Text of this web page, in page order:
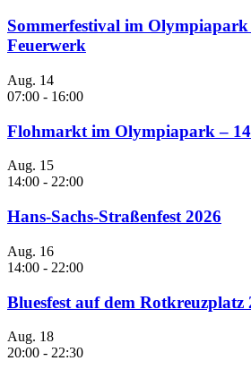
Sommerfestival im Olympiapark
Feuerwerk
Aug. 14
07:00 - 16:00
Flohmarkt im Olympiapark –
Aug. 15
14:00 - 22:00
Hans-Sachs-Straßenfest 2026
Aug. 16
14:00 - 22:00
Bluesfest auf dem Rotkreuzplatz
Aug. 18
20:00 - 22:30